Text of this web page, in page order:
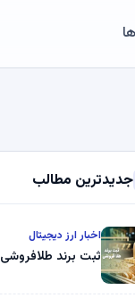
جدیدترین مطالب
اخبار ارز دیجیتال
ثبت برند طلافروشی